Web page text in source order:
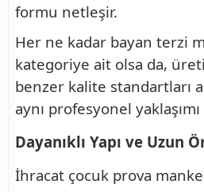
formu netleşir.
Her ne kadar bayan terzi
kategoriye ait olsa da,
benzer kalite standartları
aynı profesyonel
Dayanıklı Yapı ve Uzun
İhracat çocuk prova